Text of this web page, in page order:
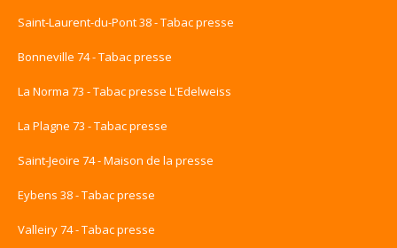
Saint-Laurent-du-Pont 38 - Tabac presse
Bonneville 74 - Tabac presse
La Norma 73 - Tabac presse L'Edelweiss
La Plagne 73 - Tabac presse
Saint-Jeoire 74 - Maison de la presse
Eybens 38 - Tabac presse
Valleiry 74 - Tabac presse